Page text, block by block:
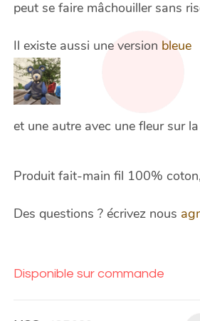
peut se faire mâchouiller sans
Il existe aussi une version bleue
et une autre avec une fleur sur
Produit fait-main fil 100%
Des questions ? écrivez nous
Disponible sur commande